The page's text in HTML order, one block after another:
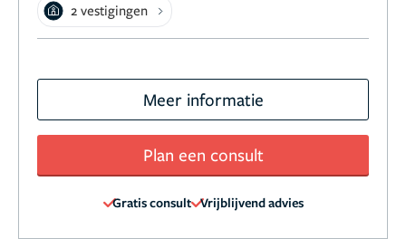
2 vestigingen
Meer informatie
Plan een consult
Gratis consult Vrijblijvend advies